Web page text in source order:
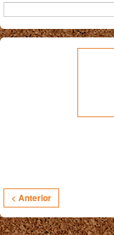
< Anterior